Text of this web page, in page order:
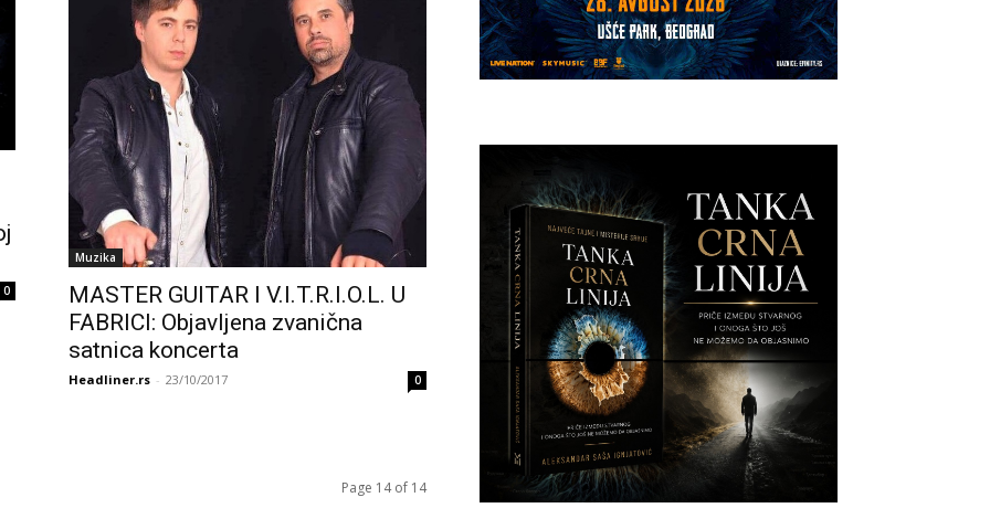
0
Muzika
MASTER GUITAR I V.I.T.R.I.O.L. U
FABRICI: Objavljena zvanična
satnica koncerta
Headliner.rs - 23/10/2017 0
Page 14 of 14